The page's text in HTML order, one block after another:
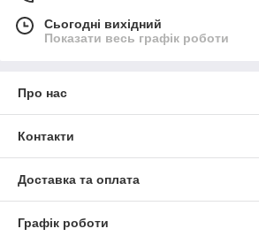
Сьогодні вихідний
Показати весь графік роботи
Про нас
Контакти
Доставка та оплата
Графік роботи